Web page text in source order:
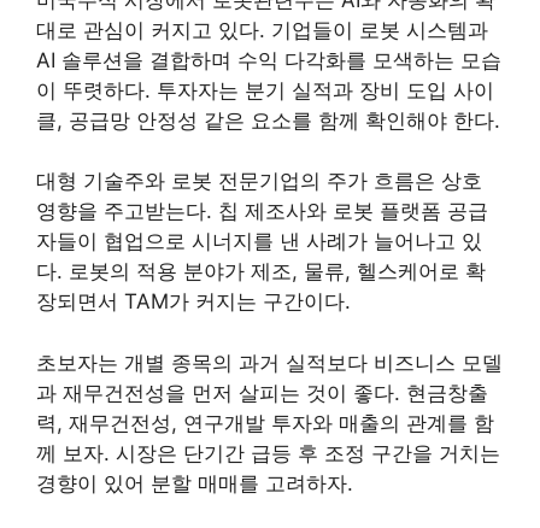
대로 관심이 커지고 있다. 기업들이 로봇 시스템과
AI 솔루션을 결합하며 수익 다각화를 모색하는 모습
이 뚜렷하다. 투자자는 분기 실적과 장비 도입 사이
클, 공급망 안정성 같은 요소를 함께 확인해야 한다.
대형 기술주와 로봇 전문기업의 주가 흐름은 상호
영향을 주고받는다. 칩 제조사와 로봇 플랫폼 공급
자들이 협업으로 시너지를 낸 사례가 늘어나고 있
다. 로봇의 적용 분야가 제조, 물류, 헬스케어로 확
장되면서 TAM가 커지는 구간이다.
초보자는 개별 종목의 과거 실적보다 비즈니스 모델
과 재무건전성을 먼저 살피는 것이 좋다. 현금창출
력, 재무건전성, 연구개발 투자와 매출의 관계를 함
께 보자. 시장은 단기간 급등 후 조정 구간을 거치는
경향이 있어 분할 매매를 고려하자.